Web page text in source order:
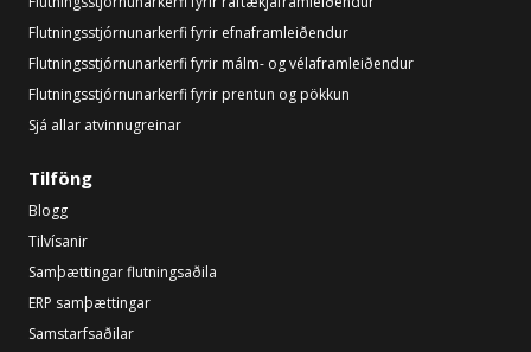
Flutningsstjórnunarkerfi fyrir efnaframleiðendur
Flutningsstjórnunarkerfi fyrir málm- og vélaframleiðendur
Flutningsstjórnunarkerfi fyrir prentun og pökkun
Sjá allar atvinnugreinar
Tilföng
Blogg
Tilvísanir
Samþættingar flutningsaðila
ERP samþættingar
Samstarfsaðilar